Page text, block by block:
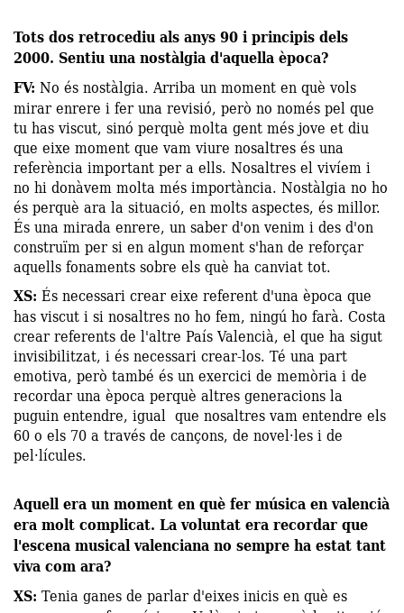
Tots dos retrocediu als anys 90 i principis dels
2000. Sentiu una nostàlgia d'aquella època?
FV: No és nostàlgia. Arriba un moment en què vols
mirar enrere i fer una revisió, però no només pel que
tu has viscut, sinó perquè molta gent més jove et diu
que eixe moment que vam viure nosaltres és una
referència important per a ells. Nosaltres el vivíem i
no hi donàvem molta més importància. Nostàlgia no ho
és perquè ara la situació, en molts aspectes, és millor.
És una mirada enrere, un saber d'on venim i des d'on
construïm per si en algun moment s'han de reforçar
aquells fonaments sobre els què ha canviat tot.
XS: És necessari crear eixe referent d'una època que
has viscut i si nosaltres no ho fem, ningú ho farà. Costa
crear referents de l'altre País Valencià, el que ha sigut
invisibilitzat, i és necessari crear-los. Té una part
emotiva, però també és un exercici de memòria i de
recordar una època perquè altres generacions la
puguin entendre, igual que nosaltres vam entendre els
60 o els 70 a través de cançons, de novel·les i de
pel·lícules.
Aquell era un moment en què fer música en valencià
era molt complicat. La voluntat era recordar que
l'escena musical valenciana no sempre ha estat tant
viva com ara?
XS: Tenia ganes de parlar d'eixes inicis en què es